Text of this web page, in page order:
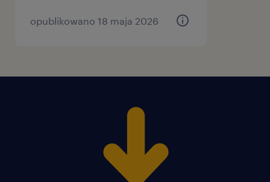
opublikowano 18 maja 2026